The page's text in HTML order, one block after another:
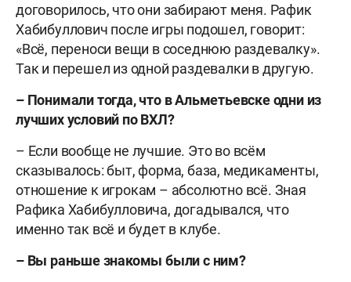
договорилось, что они забирают меня. Рафик
Хабибуллович после игры подошел, говорит:
«Всё, переноси вещи в соседнюю раздевалку».
Так и перешел из одной раздевалки в другую.
– Понимали тогда, что в Альметьевске одни из
лучших условий по ВХЛ?
– Если вообще не лучшие. Это во всём
сказывалось: быт, форма, база, медикаменты,
отношение к игрокам – абсолютно всё. Зная
Рафика Хабибулловича, догадывался, что
именно так всё и будет в клубе.
– Вы раньше знакомы были с ним?